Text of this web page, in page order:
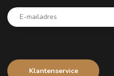
Klantenservice